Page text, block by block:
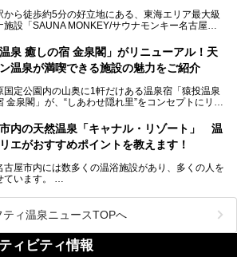
が魅力です！
温泉施設を見つけて楽しんでくださいね。
から徒歩約5分の好立地にある、東海エリア最大級
施設「SAUNA MONKEY/サウナモンキー名古屋」
駅周辺ってサウナが少ないよね」という声をよく耳
けあり、アクセスの良さにも胸が高鳴ります。
段は男性専用となっているパブリックサウナが、女
取材してきました！
温泉 癒しの宿 金泉閣」がリニューアル！天
温泉が満喫できる施設の魅力をご紹介
国定公園内の山奥に1軒だけある温泉宿「猿投温泉
金泉閣」が、“しあわせ隠れ里”をコンセプトにリニ
ン温泉が堪能できるお風呂や、新設・改装された客
の食材と温泉水で作られたお料理……。
ます。
内の天然温泉「キャナル・リゾート」 温
エがおすすめポイントを教えます！
古屋市内には数多くの温浴施設があり、多くの人を
ています。
目線で紹介していきます！
内にはスーパー銭湯や日帰り温泉が多く、「どこに
な？」と悩んでしまう方も多いと思います。
記事を参考にして「キャナル・リゾート」に出かけ
ティ温泉ニュースTOPへ
ィビティ情報